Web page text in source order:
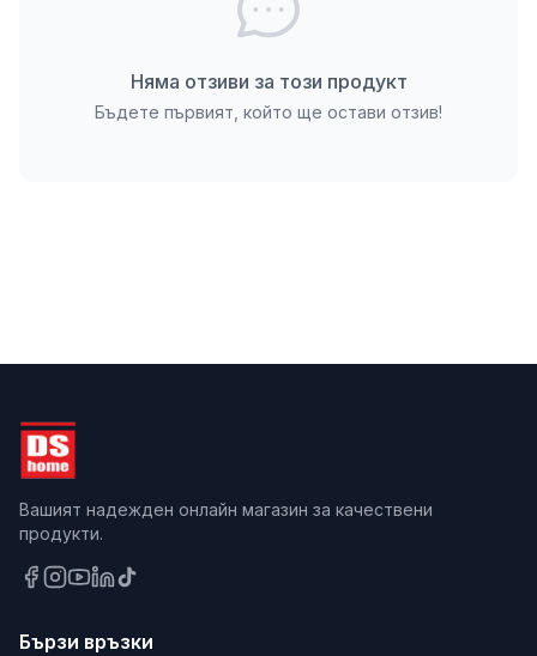
Необходим монтаж: Да
Разгледайте и другите ни предложения в
категория "Парници и оранжерии".
Няма отзиви за този продукт
Бъдете първият, който ще остави отзив!
Вашият надежден онлайн магазин за качествени
продукти.
Бързи връзки